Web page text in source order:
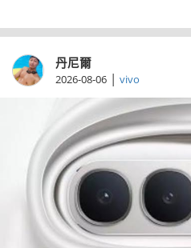
丹尼爾
2026-08-06 | vivo